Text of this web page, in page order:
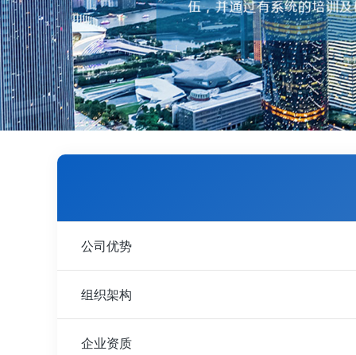
公司优势
组织架构
企业资质